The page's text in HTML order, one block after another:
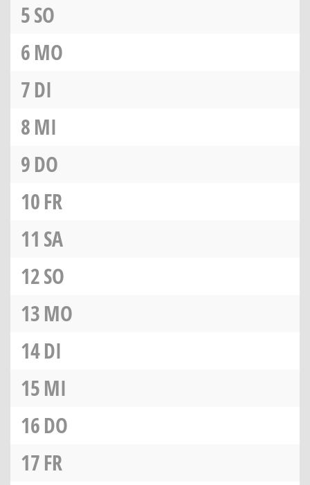
5SO
6MO
7DI
8MI
9DO
10FR
11 SA
12SO
13MO
14DI
15MI
16DO
17FR